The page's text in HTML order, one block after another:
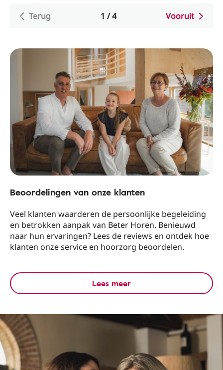
Terug 1 /4 Vooruit
Beoordelingen van onze klanten
Veel klanten waarderen de persoonlijke begeleiding
en betrokken aanpak van Beter Horen. Benieuwd
naar hun ervaringen? Lees de reviews en ontdek hoe
klanten onze service en hoorzorg beoordelen.
Lees meer